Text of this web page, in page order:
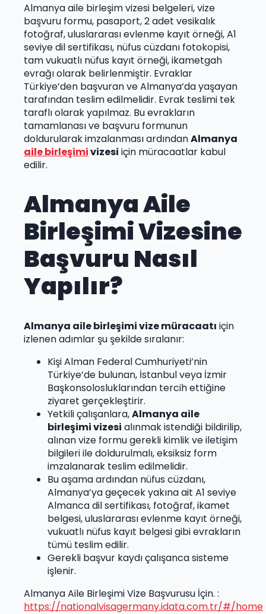
Almanya aile birleşim vizesi belgeleri, vize
başvuru formu, pasaport, 2 adet vesikalık
fotoğraf, uluslararası evlenme kayıt örneği, A1
seviye dil sertifikası, nüfus cüzdanı fotokopisi,
tam vukuatlı nüfus kayıt örneği, ikametgah
evrağı olarak belirlenmiştir. Evraklar
Türkiye’den başvuran ve Almanya’da yaşayan
tarafından teslim edilmelidir. Evrak teslimi tek
taraflı olarak yapılmaz. Bu evrakların
tamamlanası ve başvuru formunun
doldurularak imzalanması ardındanAlmanya
aile birleşimivizesi için müracaatlar kabul
edilir.
Almanya Aile
Birleşimi Vizesine
Başvuru Nasıl
Yapılır?
Almanya aile birleşimi vize müracaatı için
izlenen adımlar şu şekilde sıralanır:
Kişi Alman Federal Cumhuriyeti’nin
Türkiye’de bulunan, İstanbul veya İzmir
Başkonsolosluklarından tercih ettiğine
ziyaret gerçekleştirir.
Yetkili çalışanlara,Almanya aile
birleşimi vizesi alınmak istendiği bildirilip,
alınan vize formu gerekli kimlik ve iletişim
bilgileri ile doldurulmalı, eksiksiz form
imzalanarak teslim edilmelidir.
Bu aşama ardından nüfus cüzdanı,
Almanya’ya geçecek yakına ait A1 seviye
Almanca dil sertifikası, fotoğraf, ikamet
belgesi, uluslararası evlenme kayıt örneği,
vukuatlı nüfus kayıt belgesi gibi evrakların
tümü teslim edilir.
Gerekli başvur kaydı çalışanca sisteme
işlenir.
Almanya Aile Birleşimi Vize Başvurusu İçin. :
https://nationalvisagermany.idata.com.tr/#/home